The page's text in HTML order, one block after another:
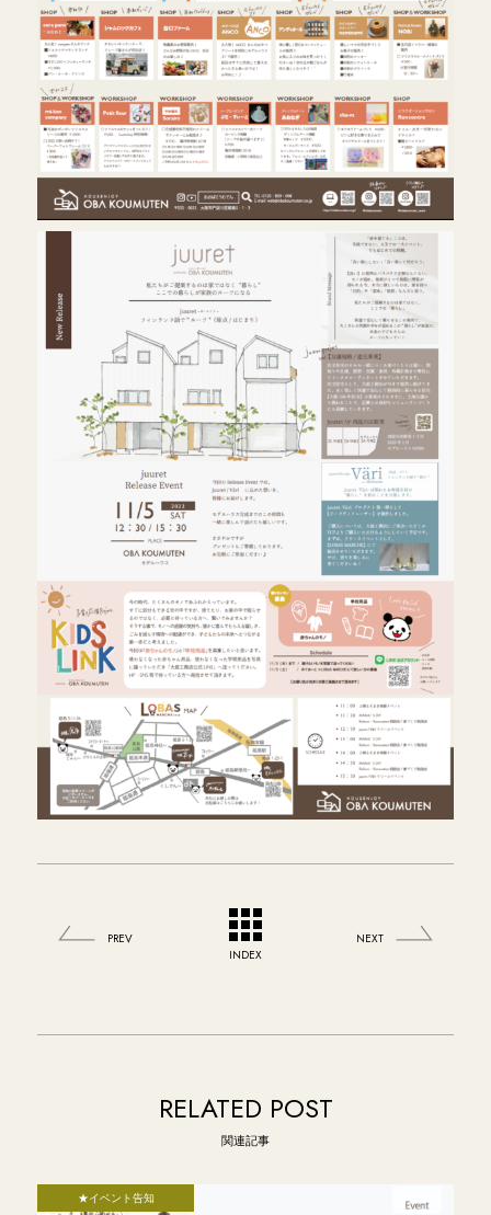
PREV
INDEX
NEXT
RELATED POST
関連記事
★イベント告知